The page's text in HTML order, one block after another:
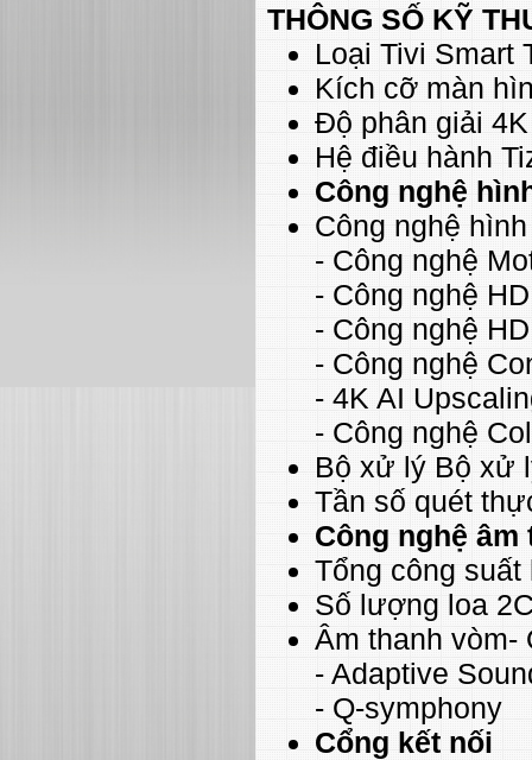
THÔNG SỐ KỸ
Loại Tivi Smart
Kích cỡ màn
Độ phân giải
Hệ điều hành
Công nghệ
Công nghệ
- Công nghệ
- Công nghệ
- Công nghệ
- Công nghệ
- 4K AI
- Công nghệ
Bộ xử lý Bộ xử
Tần số quét
Công nghệ âm
Tổng công suất
Số lượng loa
Âm thanh vòm-
- Adaptive
- Q-symphony
Cổng kết nối